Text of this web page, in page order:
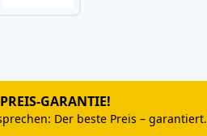
GARANTIE!
Der beste Preis – garantiert.